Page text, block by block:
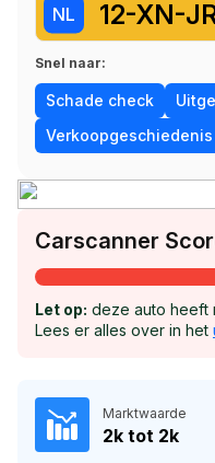
NL 12-XN-
Snel naar:
Schade check
Verkoopgeschiedenis
Carscanner
Let op: deze auto heeft
Lees er alles over in het
Marktwaarde
2k tot 2k